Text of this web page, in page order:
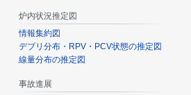
炉内状況推定図
情報集約図
デブリ分布・RPV・PCV状態の推定図
線量分布の推定図
事故進展